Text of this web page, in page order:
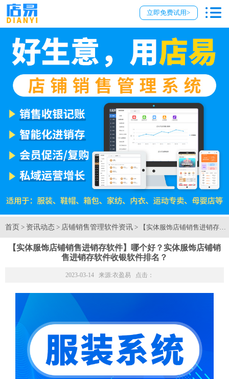
立即免费试用>
首页 > 资讯动态 > 店铺销售管理软件资讯 > 【实体服饰店铺销售进销存
【实体服饰店铺销售进销存软件】哪个好？实体服饰店铺销
售进销存软件收银软件排名？
2023-03-14 来源:衣盈易 点击：